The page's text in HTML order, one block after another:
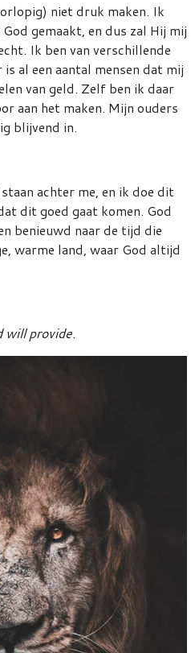
niet druk maken. Ik
gemaakt, en dus zal Hij mij
Ik ben van verschillende
al een aantal mensen dat mij
van geld. Zelf ben ik daar
aan het maken. Mijn ouders
blijvend in.
achter me, en ik doe dit
dit goed gaat komen. God
benieuwd naar de tijd die
warme land, waar God altijd
will provide.